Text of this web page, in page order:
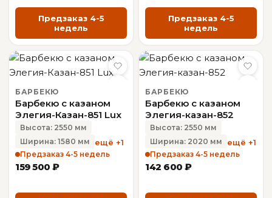
Предзаказ 4-5
недель
Предзаказ 4-5
недель
БАРБЕКЮ
Барбекю с казаном
Элегия-Казан-851 Lux
Высота: 2550 мм
Ширина: 1580 мм
ещё +1
Предзаказ 4-5 недель
159 500 ₽
БАРБЕКЮ
Барбекю с казаном
Элегия-казан-852
Высота: 2550 мм
Ширина: 2020 мм
ещё +1
Предзаказ 4-5 недель
142 600 ₽